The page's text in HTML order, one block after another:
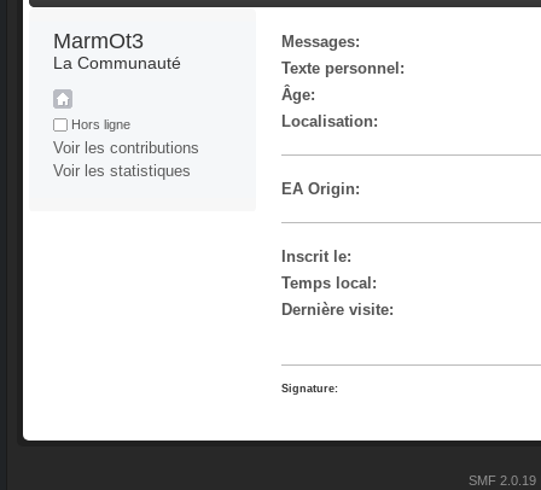
MarmOt3
La Communauté
Hors ligne
Voir les contributions
Voir les statistiques
Messages:
Texte personnel:
Âge:
Localisation:
EA Origin:
Inscrit le:
Temps local:
Dernière visite:
Signature:
SMF 2.0.19